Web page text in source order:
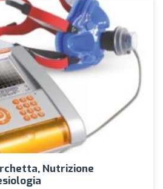
Nutrizione